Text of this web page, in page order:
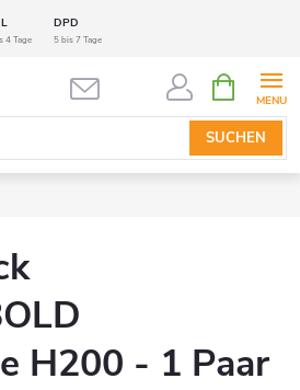
DPD
4 Tage 5 bis 7 Tage
SUCHEN
H200 - 1 Paar